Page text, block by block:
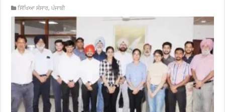
ਸਿੱਖਿਆ ਸੰਸਾਰ,ਪੰਜਾਬੀ